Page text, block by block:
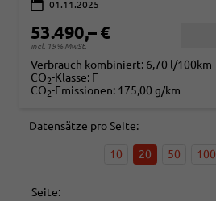
01.11.2025
53.490,– €
incl. 19% MwSt.
Verbrauch kombiniert: 6,70 l/100km
CO2-Klasse: F
CO2-Emissionen: 175,00 g/km
Datensätze pro Seite:
10 20 50 100
Seite: